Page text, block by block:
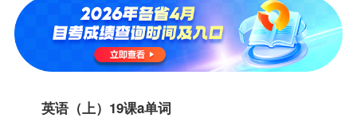
英语（上）19课a单词